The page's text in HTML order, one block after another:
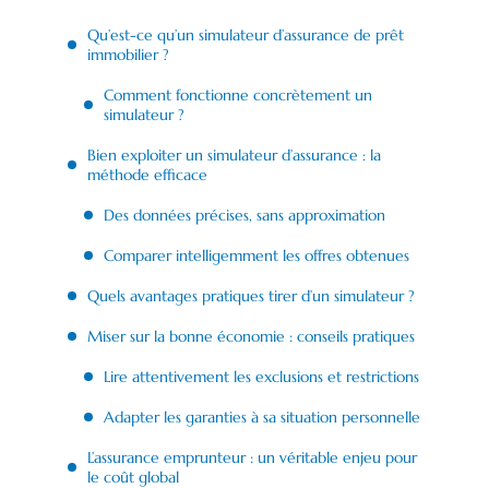
Qu’est-ce qu’un simulateur d’assurance de prêt
immobilier ?
Comment fonctionne concrètement un
simulateur ?
Bien exploiter un simulateur d’assurance : la
méthode efficace
Des données précises, sans approximation
Comparer intelligemment les offres obtenues
Quels avantages pratiques tirer d’un simulateur ?
Miser sur la bonne économie : conseils pratiques
Lire attentivement les exclusions et restrictions
Adapter les garanties à sa situation personnelle
L’assurance emprunteur : un véritable enjeu pour
le coût global